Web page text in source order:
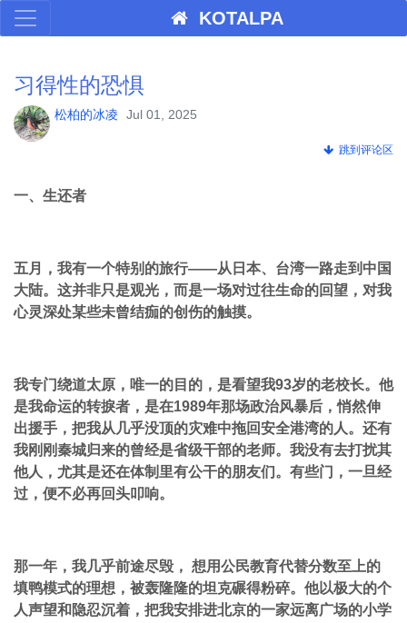
KOTALPA
习得性的恐惧
松柏的冰凌 Jul 01, 2025
跳到评论区
一、生还者
五月，我有一个特别的旅行——从日本、台湾一路走到中国
大陆。这并非只是观光，而是一场对过往生命的回望，对我
心灵深处某些未曾结痂的创伤的触摸。
我专门绕道太原，唯一的目的，是看望我93岁的老校长。他
是我命运的转捩者，是在1989年那场政治风暴后，悄然伸
出援手，把我从几乎没顶的灾难中拖回安全港湾的人。还有
我刚刚秦城归来的曾经是省级干部的老师。我没有去打扰其
他人，尤其是还在体制里有公干的朋友们。有些门，一旦经
过，便不必再回头叩响。
那一年，我几乎前途尽毁， 想用公民教育代替分数至上的
填鸭模式的理想，被轰隆隆的坦克碾得粉碎。他以极大的个
人声望和隐忍沉着，把我安排进北京的一家远离广场的小学